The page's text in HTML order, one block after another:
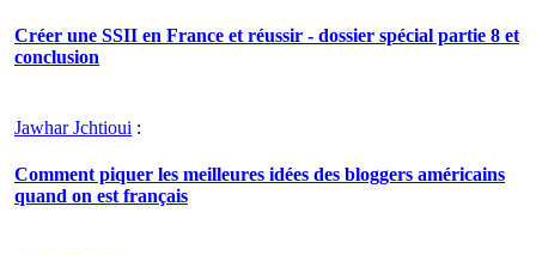
Créer une SSII en France et réussir - dossier spécial partie 8 et
conclusion
Jawhar Jchtioui :
Comment piquer les meilleures idées des bloggers américains
quand on est français